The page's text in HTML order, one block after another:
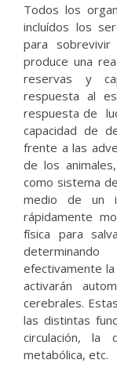
Todos los
incluídos los
para sobrevivir
produce una
reservas y
respuesta al
respuesta de
capacidad de
frente a las
de los
como sistema
medio de un
rápidamente
física para
efectivamente la
activarán
cerebrales.
las distintas
circulación, la
metabólica, etc.